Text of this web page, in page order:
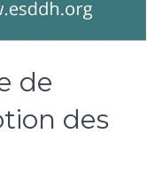
de
des